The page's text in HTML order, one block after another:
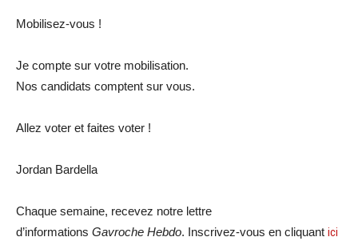
Mobilisez-vous !
Je compte sur votre mobilisation.
Nos candidats comptent sur vous.
Allez voter et faites voter !
Jordan Bardella
Chaque semaine, recevez notre lettre
d’informations Gavroche Hebdo. Inscrivez-vous en cliquant ici